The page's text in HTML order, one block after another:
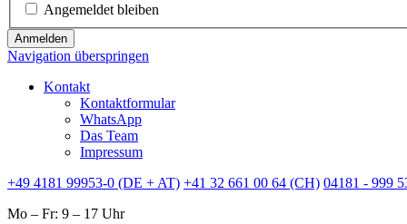
Angemeldet bleiben
Anmelden
Navigation überspringen
Kontakt
Kontaktformular
WhatsApp
Das Team
Impressum
+49 4181 99953-0 (DE + AT) +41 32 661 00 64 (CH) 04181 - 999
Mo – Fr: 9 – 17 Uhr